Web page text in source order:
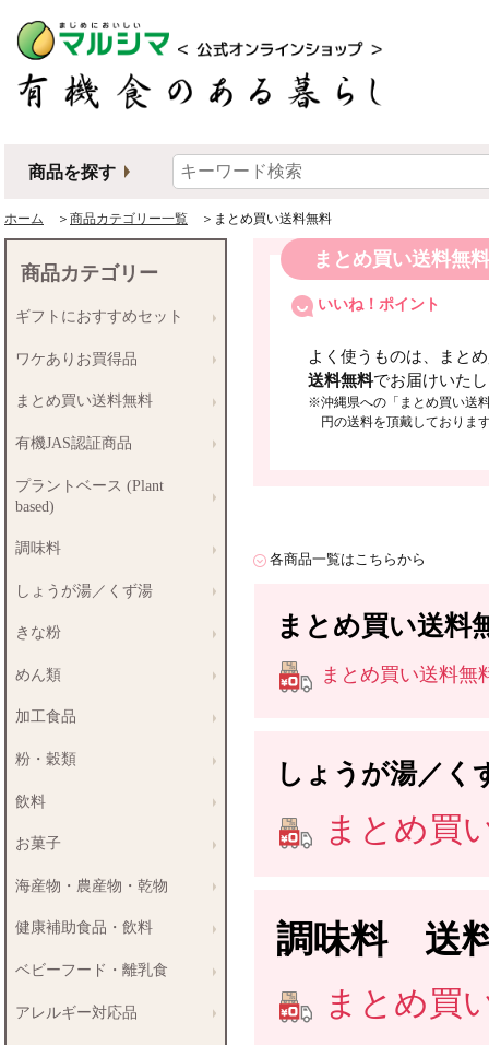
商品を探す
ホーム ＞ 商品カテゴリー一覧 ＞まとめ買い送料無料
まとめ買い送料無料
いいね！ポイント
よく使うものは、まと
送料無料でお届けいた
※沖縄県への「まとめ買い送
円の送料を頂戴しておりま
各商品一覧はこちらから
まとめ買い送料
まとめ買い送料無
しょうが湯／
まとめ買
調味料 送
まとめ買
商品カテゴリー
ギフトにおすすめセット
ワケありお買得品
まとめ買い送料無料
有機JAS認証商品
プラントベース (Plant
based)
調味料
しょうが湯／くず湯
きな粉
めん類
加工食品
粉・穀類
飲料
お菓子
海産物・農産物・乾物
健康補助食品・飲料
ベビーフード・離乳食
アレルギー対応品